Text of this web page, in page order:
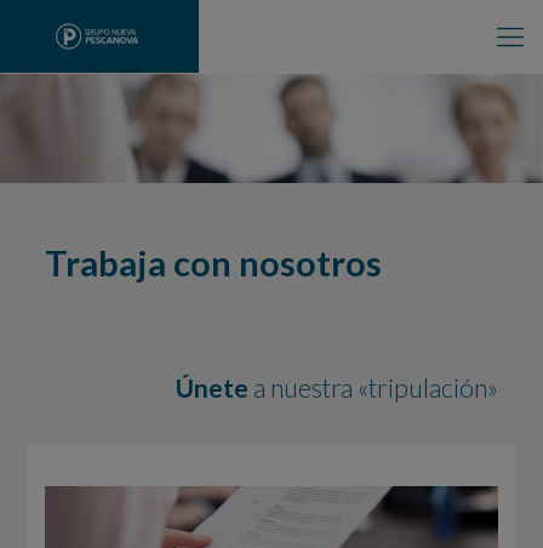
Trabaja con nosotros
Únete a nuestra «tripulación»